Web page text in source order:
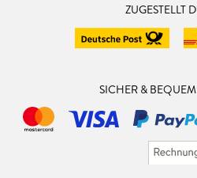
ZUGESTELLT
SICHER &